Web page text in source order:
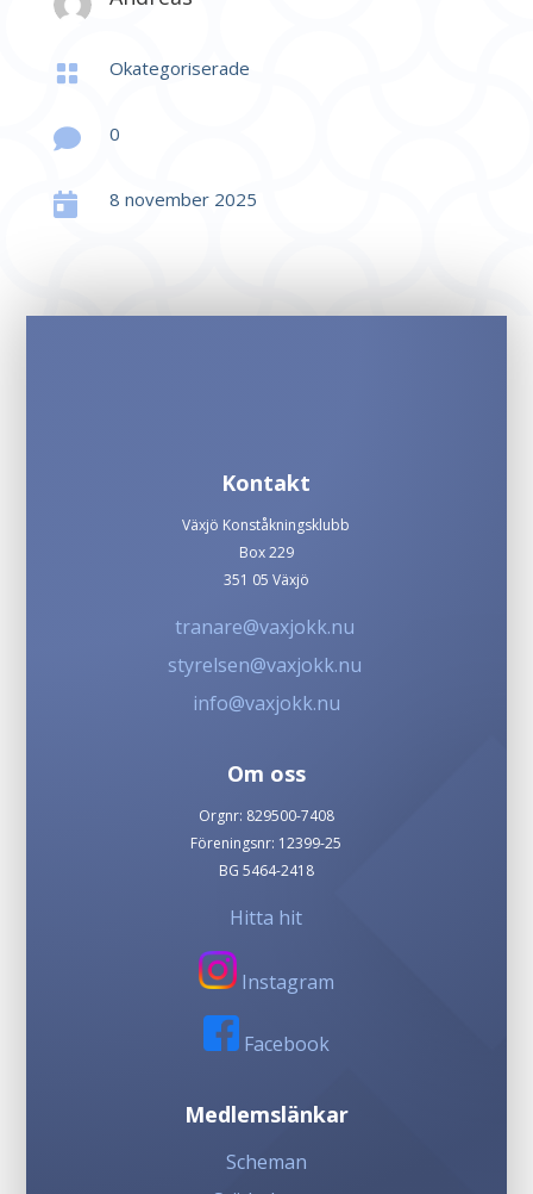
 Okategoriserade
 0
 8 november 2025
Kontakt
Växjö Konståkningsklubb
Box 229
351 05 Växjö
tranare@vaxjokk.nu
styrelsen@vaxjokk.nu
info@vaxjokk.nu
Om oss
Orgnr: 829500-7408
Föreningsnr: 12399-25
BG 5464-2418
Hitta hit
Instagram
Facebook
Medlemslänkar
Scheman